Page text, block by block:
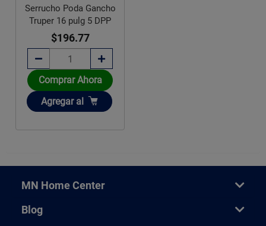
Serrucho Poda Gancho
Truper 16 pulg 5 DPP
$196.77
Comprar Ahora
Añadir
Agregar al
MN Home Center
Blog